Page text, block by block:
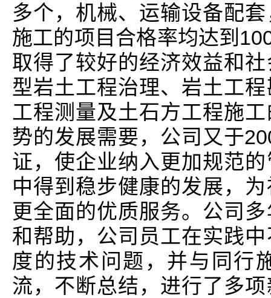
多个，机械、运输设备配
施工的项目合格率均达到
取得了较好的经济效益和
型岩土工程治理、岩土工
工程测量及土石方工程施
势的发展需要，公司又于
证，使企业纳入更加规范
中得到稳步健康的发展，
更全面的优质服务。公司
和帮助，公司员工在实践
度的技术问题，并与同行
流，不断总结，进行了多